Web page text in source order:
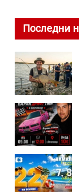
Последни